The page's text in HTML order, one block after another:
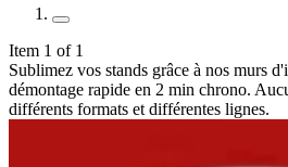
Item 1 of 1
Sublimez vos stands grâce à nos murs
démontage rapide en 2 min chrono.
différents formats et différentes lignes.